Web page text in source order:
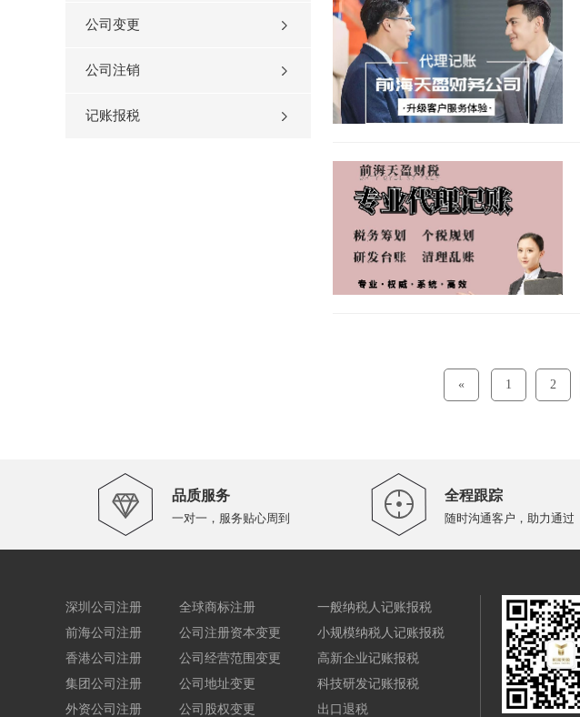
公司变更
公司注销
记账报税
« 1 2
品质服务
一对一，服务贴心周到
全程跟踪
随时沟通客户，助力通过
深圳公司注册
前海公司注册
香港公司注册
集团公司注册
外资公司注册
全球商标注册
公司注册资本变更
公司经营范围变更
公司地址变更
公司股权变更
一般纳税人记账报税
小规模纳税人记账报税
高新企业记账报税
科技研发记账报税
出口退税